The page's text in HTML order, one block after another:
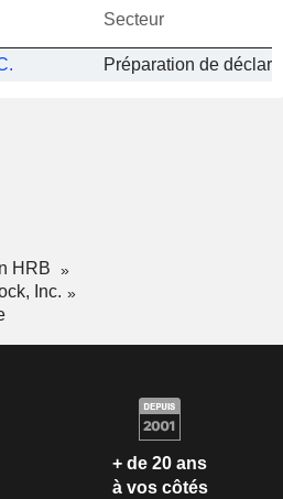
Secteur
HRB
Inc.
+ de 20 ans
à vos côtés